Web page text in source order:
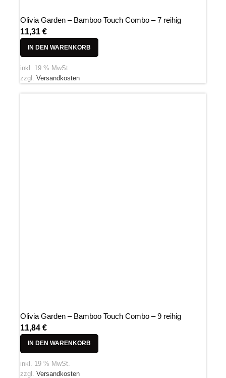
Olivia Garden – Bamboo Touch Combo – 7 reihig
11,31 €
IN DEN WARENKORB
inkl. 19 % MwSt.
zzgl. Versandkosten
Olivia Garden – Bamboo Touch Combo – 9 reihig
11,84 €
IN DEN WARENKORB
inkl. 19 % MwSt.
zzgl. Versandkosten